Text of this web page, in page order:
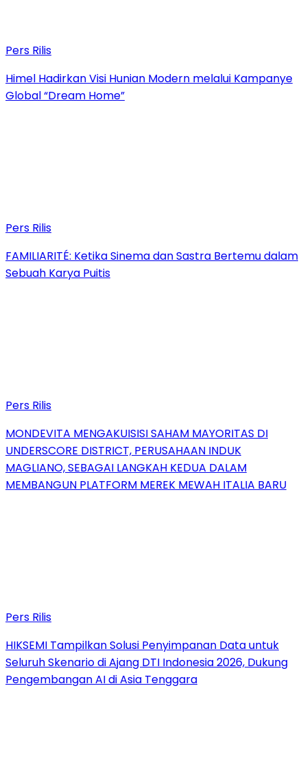
Pers Rilis
Himel Hadirkan Visi Hunian Modern melalui Kampanye
Global “Dream Home”
Pers Rilis
FAMILIARITÉ: Ketika Sinema dan Sastra Bertemu dalam
Sebuah Karya Puitis
Pers Rilis
MONDEVITA MENGAKUISISI SAHAM MAYORITAS DI
UNDERSCORE DISTRICT, PERUSAHAAN INDUK
MAGLIANO, SEBAGAI LANGKAH KEDUA DALAM
MEMBANGUN PLATFORM MEREK MEWAH ITALIA BARU
Pers Rilis
HIKSEMI Tampilkan Solusi Penyimpanan Data untuk
Seluruh Skenario di Ajang DTI Indonesia 2026, Dukung
Pengembangan AI di Asia Tenggara